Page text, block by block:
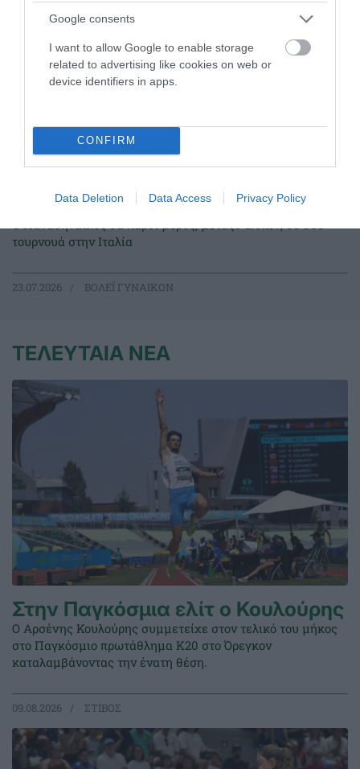
Google consents
I want to allow Google to enable storage
related to advertising like cookies on web or
device identifiers in apps.
CONFIRM
Data Deletion Data Access Privacy Policy
Τα φιλικά του βόλεϊ γυναικών
Ο Παναθηναϊκός θα πάρει μέρος, μεταξύ άλλων, σε δύο
τουρνουά στην Ιταλία
23.07.2026 ΒΟΛΕΪ ΓΥΝΑΙΚΩΝ
ΤΕΛΕΥΤΑΙΑ ΝΕΑ
Στην Παγκόσμια ελίτ ο Κουλούρης
Ο Αρσένης Κουλούρης συμμετείχε στον τελικό του μήκος
στο Παγκόσμιο πρωτάθλημα Κ20 στο Όρεγκον
καταλαμβάνοντας την ένατη θέση.
09.08.2026 ΣΤΙΒΟΣ